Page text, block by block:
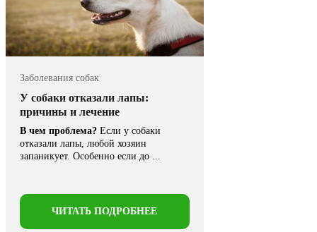
Заболевания собак
У собаки отказали лапы:
причины и лечение
В чем проблема? Если у собаки
отказали лапы, любой хозяин
запаникует. Особенно если до ...
ЧИТАТЬ ПОДРОБНЕЕ